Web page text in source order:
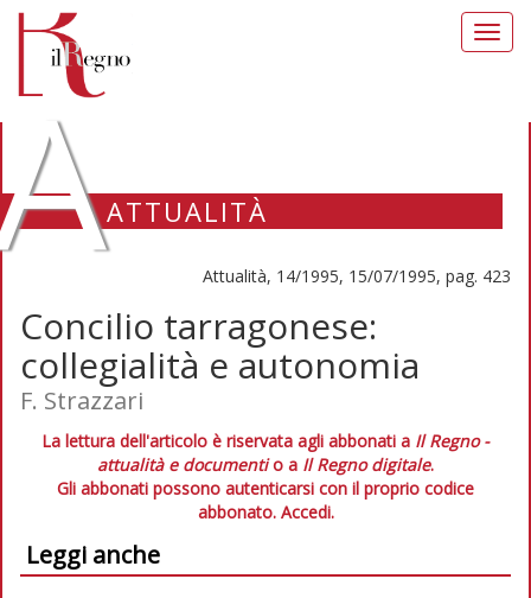
ATTUALITÀ
Attualità, 14/1995, 15/07/1995, pag. 423
Concilio tarragonese:
collegialità e autonomia
F. Strazzari
La lettura dell'articolo è riservata agli abbonati a Il Regno -
attualità e documentio a Il Regno digitale.
Gli abbonati possono autenticarsi con il proprio codice
abbonato. Accedi.
Leggi anche